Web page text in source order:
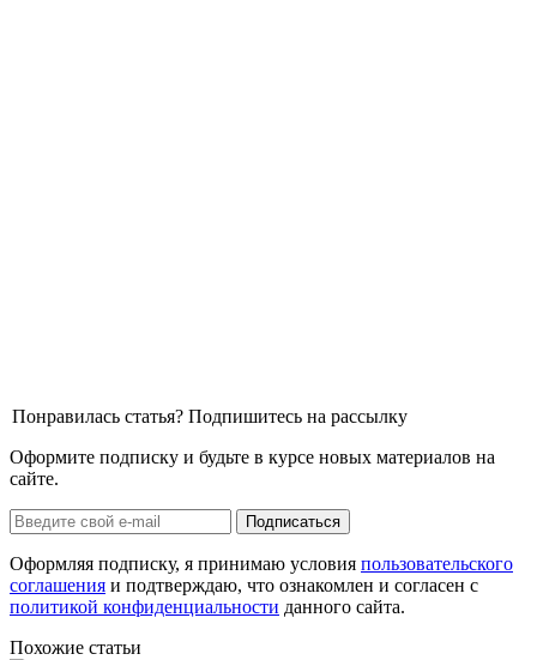
Понравилась статья? Подпишитесь на рассылку
Оформите подписку и будьте в курсе новых материалов на
сайте.
Оформляя подписку, я принимаю условия пользовательского
соглашения и подтверждаю, что ознакомлен и согласен с
политикой конфиденциальности данного сайта.
Похожие статьи